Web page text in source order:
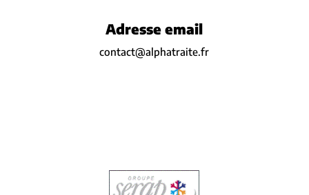
Adresse email
contact@alphatraite.fr